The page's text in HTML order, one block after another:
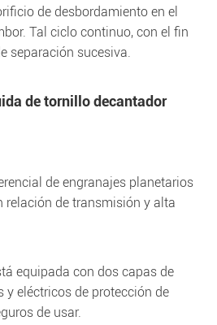
de desbordamiento en el
Tal ciclo continuo, con el fin
separación sucesiva.
de tornillo decantador
de engranajes planetarios
relación de transmisión y alta
equipada con dos capas de
eléctricos de protección de
de usar.